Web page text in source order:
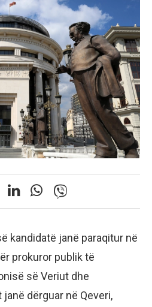
kandidatë janë paraqitur në
prokuror publik të
së Veriut dhe
dërguar në Qeveri,